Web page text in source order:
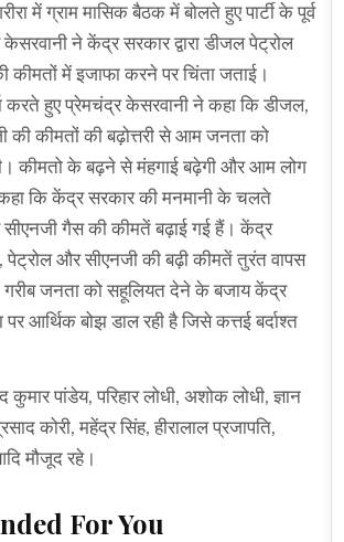
में ग्राम मासिक बैठक में बोलते हुए पार्टी के पूर्व
केसरवानी ने केंद्र सरकार द्वारा डीजल पेट्रोल
कीमतों में इजाफा करने पर चिंता जताई।
करते हुए प्रेमचंद्र केसरवानी ने कहा कि डीजल,
की कीमतों की बढ़ोत्तरी से आम जनता को
कीमतो के बढ़ने से मंहगाई बढ़ेगी और आम लोग
कि केंद्र सरकार की मनमानी के चलते
गैस की कीमतें बढ़ाई गई हैं। केंद्र
पेट्रोल और सीएनजी की बढ़ी कीमतें तुरंत वापस
गरीब जनता को सहूलियत देने के बजाय केंद्र
आर्थिक बोझ डाल रही है जिसे कत्तई बर्दाश्त
पांडेय, परिहार लोधी, अशोक लोधी, ज्ञान
कोरी, महेंद्र सिंह, हीरालाल प्रजापति,
मौजूद रहे।
For You